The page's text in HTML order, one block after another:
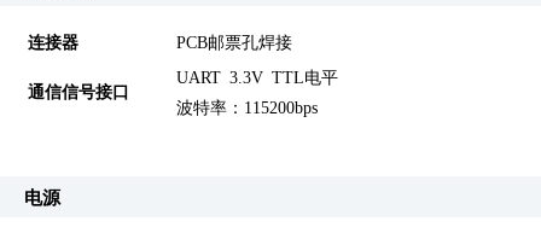
连接器 PCB邮票孔焊接
通信信号接口
UART 3.3V TTL电平
波特率：115200bps
电源